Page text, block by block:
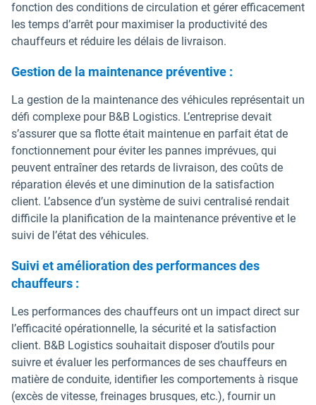
fonction des conditions de circulation et gérer efficacement
les temps d’arrêt pour maximiser la productivité des
chauffeurs et réduire les délais de livraison.
Gestion de la maintenance préventive :
La gestion de la maintenance des véhicules représentait un
défi complexe pour B&B Logistics. L’entreprise devait
s’assurer que sa flotte était maintenue en parfait état de
fonctionnement pour éviter les pannes imprévues, qui
peuvent entraîner des retards de livraison, des coûts de
réparation élevés et une diminution de la satisfaction
client. L’absence d’un système de suivi centralisé rendait
difficile la planification de la maintenance préventive et le
suivi de l’état des véhicules.
Suivi et amélioration des performances des
chauffeurs :
Les performances des chauffeurs ont un impact direct sur
l’efficacité opérationnelle, la sécurité et la satisfaction
client. B&B Logistics souhaitait disposer d’outils pour
suivre et évaluer les performances de ses chauffeurs en
matière de conduite, identifier les comportements à risque
(excès de vitesse, freinages brusques, etc.), fournir un